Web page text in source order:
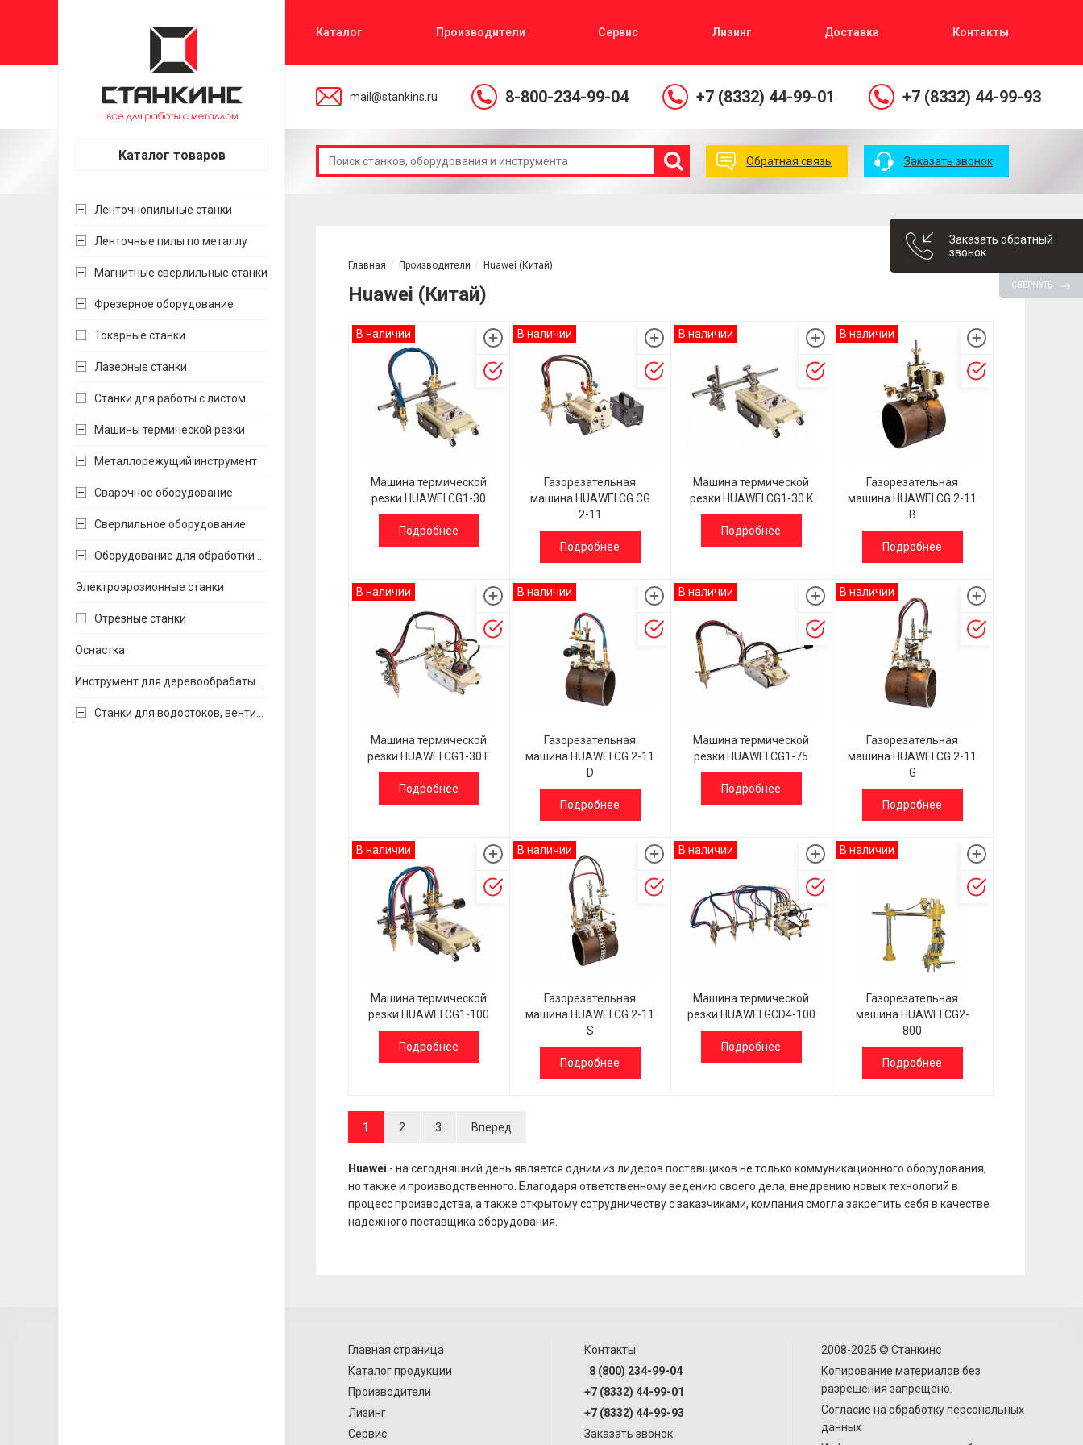
Каталог товаров
Ленточнопильные станки
Ленточные пилы по металлу
Магнитные сверлильные станки
Фрезерное оборудование
Токарные станки
Лазерные станки
Станки для работы с листом
Машины термической резки
Металлорежущий инструмент
Сварочное оборудование
Сверлильное оборудование
Электроэрозионные станки
Отрезные станки
Оснастка
Каталог Производители Сервис Лизинг Доставка Контакты
mail@stankins.ru 8-800-234-99-04 +7 (8332) 44-99-01 +7 (8332) 44-99-93
Обратная связь Заказать звонок
Главная Производители Huawei (Китай)
Huawei (Китай)
В наличии
Машина термической
резки HUAWEI CG1-30
Подробнее
В наличии
Газорезательная
машина HUAWEI СG CG
2-11
Подробнее
В наличии
Машина термической
резки HUAWEI CG1-30 K
Подробнее
В наличии
Газорезательная
машина HUAWEI СG 2-11
B
Подробнее
В наличии
Машина термической
резки HUAWEI CG1-30 F
Подробнее
В наличии
Газорезательная
машина HUAWEI CG 2-11
D
Подробнее
В наличии
Машина термической
резки HUAWEI CG1-75
Подробнее
В наличии
Газорезательная
машина HUAWEI CG 2-11
G
Подробнее
В наличии
Машина термической
резки HUAWEI CG1-100
Подробнее
В наличии
Газорезательная
машина HUAWEI CG 2-11
S
Подробнее
В наличии
Машина термической
резки HUAWEI GCD4-100
Подробнее
В наличии
Газорезательная
машина HUAWEI CG2-
800
Подробнее
1 2 3 Вперед
Huawei - на сегодняшний день является одним из лидеров поставщиков не только коммуникационного оборудования,
но также и производственного. Благодаря ответственному ведению своего дела, внедрению новых технологий в
процесс производства, а также открытому сотрудничеству с заказчиками, компания смогла закрепить себя в качестве
надежного поставщика оборудования.
Главная страница
Каталог продукции
Производители
Лизинг
Сервис
Контакты
8 (800) 234-99-04
+7 (8332) 44-99-01
+7 (8332) 44-99-93
Заказать звонок
2008-2025 © Станкинс
Копирование материалов без
разрешения запрещено.
Согласие на обработку персональных
данных
Заказать обратный
звонок
СВЕРНУТЬ